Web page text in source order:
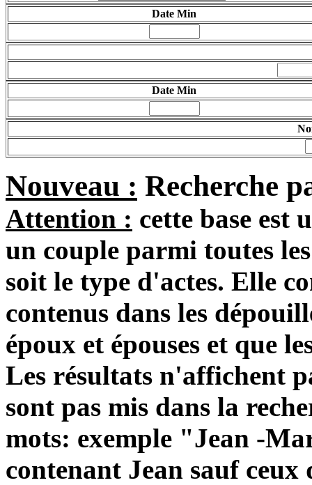
Date Min
Date Min
Nouveau : Recherche
Attention : cette base
un couple parmi toutes
soit le type d'actes. Elle
contenus dans les
époux et épouses et que
Les résultats n'affichent
sont pas mis dans la
mots: exemple "Jean -
contenant Jean sauf